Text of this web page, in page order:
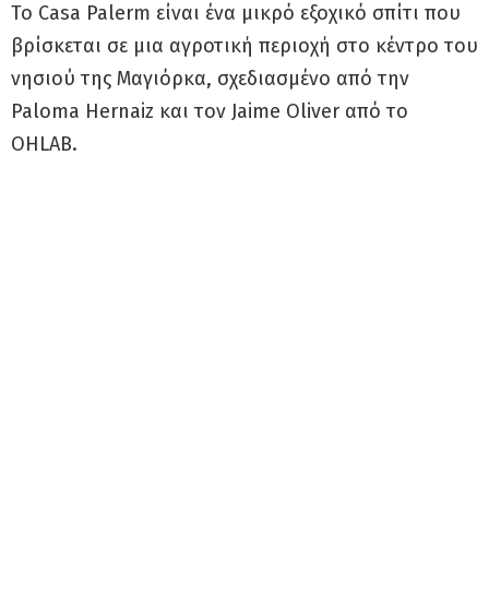
Το Casa Palerm είναι ένα μικρό εξοχικό σπίτι που
βρίσκεται σε μια αγροτική περιοχή στο κέντρο του
νησιού της Μαγιόρκα, σχεδιασμένο από την
Paloma Hernaiz και τον Jaime Oliver από το
OHLAB.